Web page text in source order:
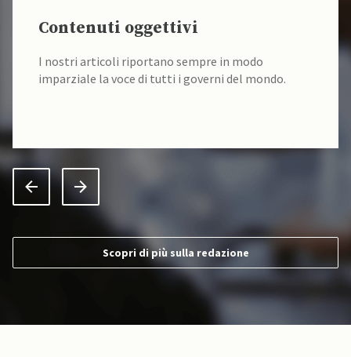
Contenuti oggettivi
I nostri articoli riportano sempre in modo
imparziale la voce di tutti i governi del mondo.
Scopri di più sulla redazione